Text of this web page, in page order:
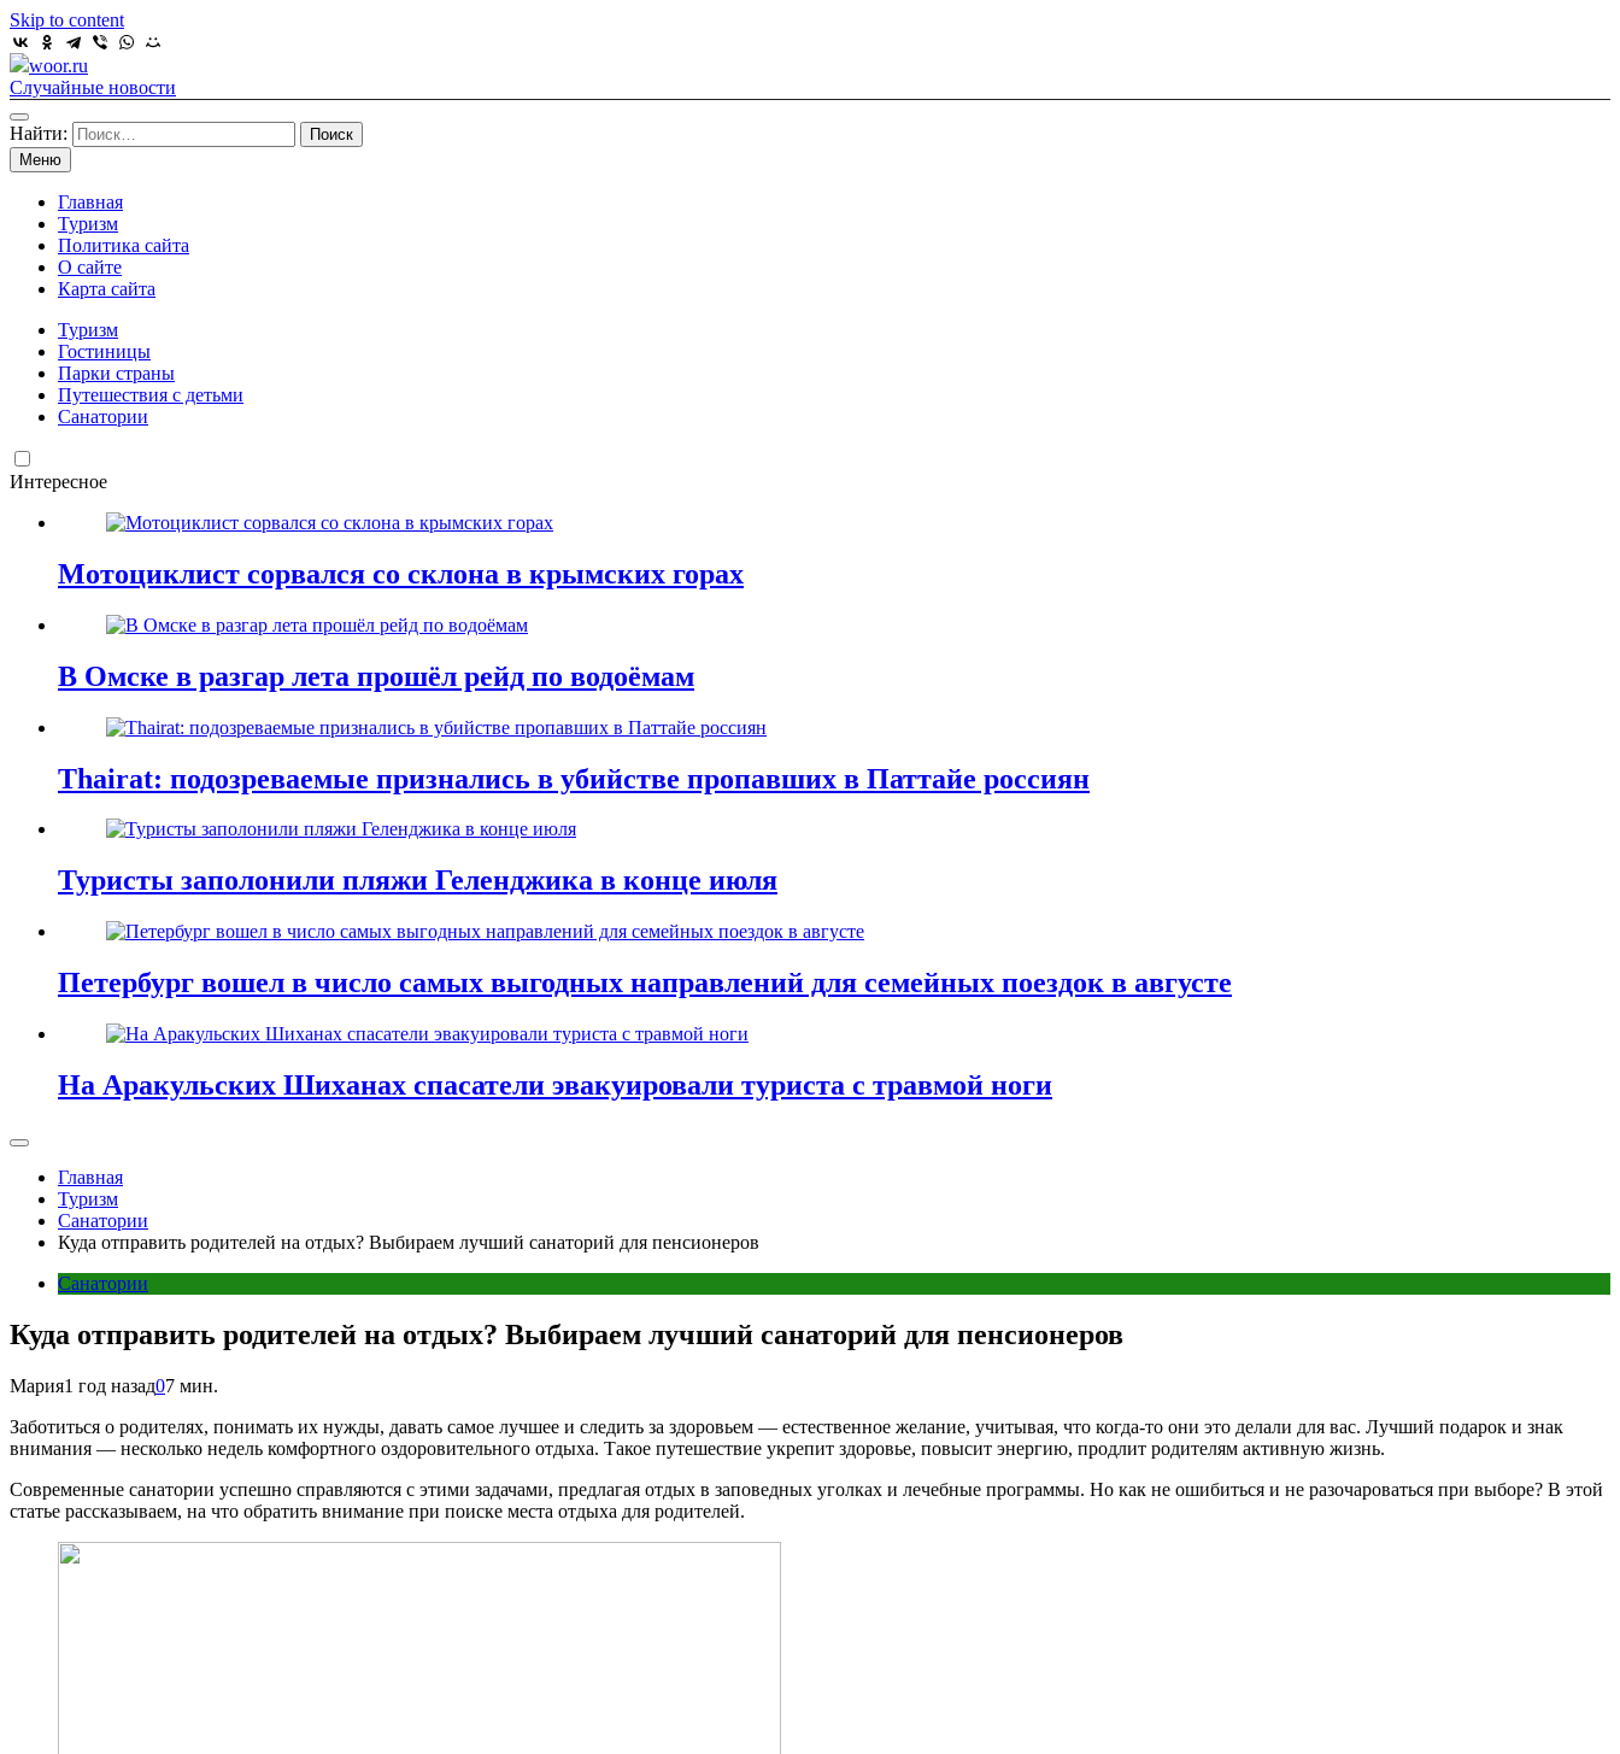
Skip to content
woor.ru
Случайные новости
Найти:
Меню
Главная
Туризм
Политика сайта
О сайте
Карта сайта
Туризм
Гостиницы
Парки страны
Путешествия с детьми
Санатории
Интересное
Мотоциклист сорвался со склона в крымских горах
В Омске в разгар лета прошёл рейд по водоёмам
Thairat: подозреваемые признались в убийстве пропавших в Паттайе россиян
Туристы заполонили пляжи Геленджика в конце июля
Петербург вошел в число самых выгодных направлений для семейных поездок в августе
На Аракульских Шиханах спасатели эвакуировали туриста с травмой ноги
Главная
Туризм
Санатории
Куда отправить родителей на отдых? Выбираем лучший санаторий для пенсионеров
Санатории
Куда отправить родителей на отдых? Выбираем лучший санаторий для пенсионеров
Мария1 год назад07 мин.
Заботиться о родителях, понимать их нужды, давать самое лучшее и следить за здоровьем — естественное желание, учитывая, что когда-то они это делали для вас. Лучший подарок и знак
внимания — несколько недель комфортного оздоровительного отдыха. Такое путешествие укрепит здоровье, повысит энергию, продлит родителям активную жизнь.
Современные санатории успешно справляются с этими задачами, предлагая отдых в заповедных уголках и лечебные программы. Но как не ошибиться и не разочароваться при выборе? В этой
статье рассказываем, на что обратить внимание при поиске места отдыха для родителей.